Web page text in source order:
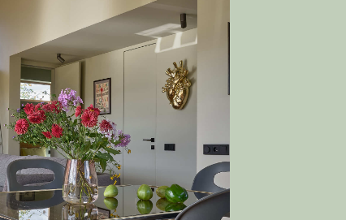
окнами,
в 40 соток. В доме
с кухней.